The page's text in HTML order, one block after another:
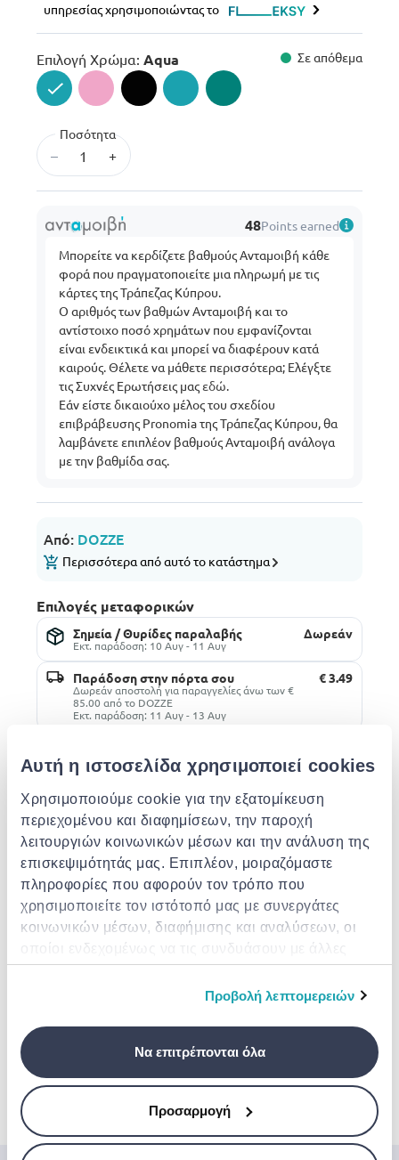
Αυτή η ιστοσελίδα χρησιμοποιεί cookies
Χρησιμοποιούμε cookie για την εξατομίκευση
περιεχομένου και διαφημίσεων, την παροχή
λειτουργιών κοινωνικών μέσων και την ανάλυση της
επισκεψιμότητάς μας. Επιπλέον, μοιραζόμαστε
πληροφορίες που αφορούν τον τρόπο που
χρησιμοποιείτε τον ιστότοπό μας με συνεργάτες
κοινωνικών μέσων, διαφήμισης και αναλύσεων, οι
οποίοι ενδεχομένως να τις συνδυάσουν με άλλες
πληροφορίες που τους έχετε παραχωρήσει ή τις
οποίες έχουν συλλέξει σε σχέση με την από μέρους
Προβολή λεπτομερειών
Να επιτρέπονται όλα
Προσαρμογή
υπηρεσίας χρησιμοποιώντας το
Επιλογή Χρώμα: Aqua Σε απόθεμα
Ποσότητα
– +
48Points earned
Μπορείτε να κερδίζετε βαθμούς Ανταμοιβή κάθε
φορά που πραγματοποιείτε μια πληρωμή με τις
κάρτες της Τράπεζας Κύπρου.
Ο αριθμός των βαθμών Ανταμοιβή και το
αντίστοιχο ποσό χρημάτων που εμφανίζονται
είναι ενδεικτικά και μπορεί να διαφέρουν κατά
καιρούς. Θέλετε να μάθετε περισσότερα; Ελέγξτε
τις Συχνές Ερωτήσεις μαςεδώ.
Εάν είστε δικαιούχο μέλος του σχεδίου
επιβράβευσης Pronomia της Τράπεζας Κύπρου, θα
λαμβάνετε επιπλέον βαθμούς Ανταμοιβή ανάλογα
με την βαθμίδα σας.
Από: DOZZE
Περισσότερα από αυτό το κατάστημα
Επιλογές μεταφορικών
Σημεία / Θυρίδες παραλαβής
Εκτ. παράδοση: 10 Αυγ - 11 Αυγ
Δωρεάν
Παράδοση στην πόρτα σου
Δωρεάν αποστολή για παραγγελίες άνω των €
85.00 από το DOZZE
Εκτ. παράδοση: 11 Αυγ - 13 Αυγ
€ 3.49
Περιγραφή
Χαρακτηριστικά
Παρόμοια προϊόντα
bowl
€ 7.90
TRIXIE
Trixie ceramic
dog white - 1-4-l
€ 14.00